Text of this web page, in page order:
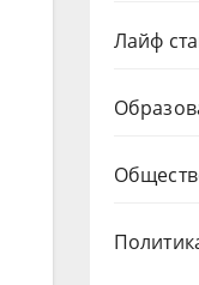
Лайф